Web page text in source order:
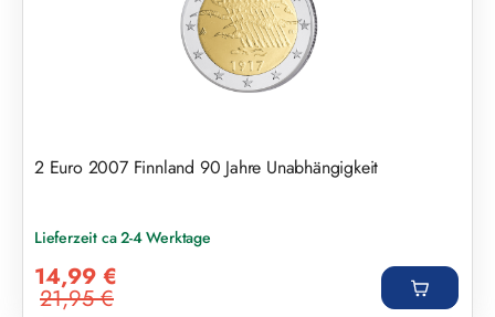
2 Euro 2007 Finnland 90 Jahre Unabhängigkeit
Lieferzeit ca 2-4 Werktage
14,99 €
Regulärer Preis:
21,95 €